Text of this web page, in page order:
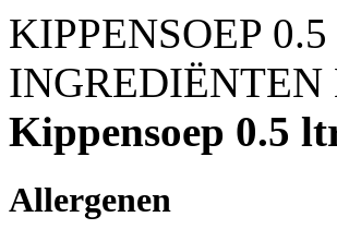
KIPPENSOEP
INGREDIËNTEN
Kippensoep 0.5
Allergenen